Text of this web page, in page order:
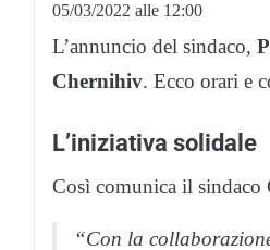
05/03/2022 alle 12:00
L’annuncio del sindaco,
Chernihiv. Ecco orari e
L’iniziativa solidale
Così comunica il sindaco
“Con la